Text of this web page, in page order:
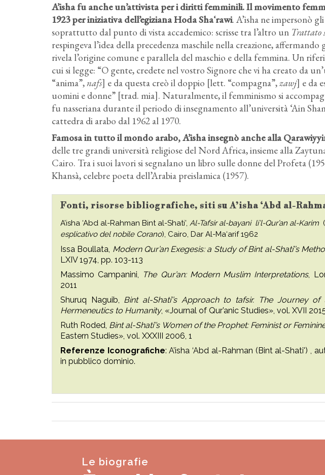
A’isha fu anche un’attivista per i diritti femminili. Il movimento
1923 per iniziativa dell’egiziana Hoda Shaʻrawi. A’isha ne impersonò
soprattutto dal punto di vista accademico: scrisse tra l’altro un Trattato
respingeva l’idea della precedenza maschile nella creazione,
rivela l’origine comune e parallela del maschio e della femmina. Un
cui si legge: “O gente, credete nel vostro Signore che vi ha creato da
“anima”,nafs] e da questa creò il doppio [lett. “compagna”,zawj] e da
uomini e donne” [trad. mia]. Naturalmente, il femminismo si
fu nasseriana durante il periodo di insegnamento all’università ‘Ain
cattedra di arabo dal 1962 al 1970.
Famosa in tutto il mondo arabo, A’isha insegnò anche alla
delle tre grandi università religiose del Nord Africa, insieme alla
Cairo. Tra i suoi lavori si segnalano un libro sulle donne del Profeta
Khansà, celebre poeta dell’Arabia preislamica (1957).
Fonti, risorse bibliografiche, siti su A’isha ‘Abd al-
A’isha ‘Abd al-Rahman Bint al-Shati’, Al-Tafsir al-bayani li’l-Qur’an al-Karim (
esplicativo del nobile Corano), Cairo, Dar Al-Ma‘arif 1962
Issa Boullata, Modern Qur’an Exegesis: a Study of Bint al-Shati’’s
LXIV 1974, pp. 103-113
Massimo Campanini, The Qur’an: Modern Muslim Interpretations,
2011
Shuruq Naguib, Bint al-Shati’’s Approach to tafsir. The Journey
Hermeneutics to Humanity, «Journal of Qur’anic Studies», vol. XVII
Ruth Roded, Bint al-Shati’’s Women of the Prophet: Feminist or
Eastern Studies», vol. XXXIII 2006, 1
Referenze Iconografiche: A’isha ‘Abd al-Rahman (Bint al-Shati') ,
in pubblico dominio.
Le biografie